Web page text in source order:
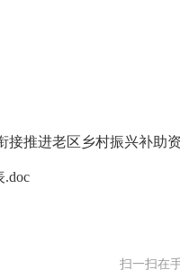
接推进老区乡村振兴补助
扫一扫在